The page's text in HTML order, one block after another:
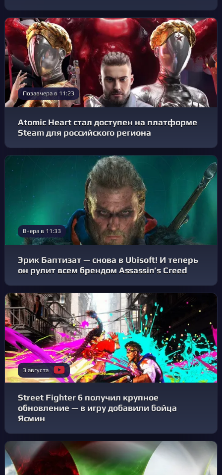
Позавчера в 11:23
Atomic Heart стал доступен на платформе
Steam для российского региона
Вчера в 11:33
Эрик Баптизат — снова в Ubisoft! И теперь
он рулит всем брендом Assassin’s Creed
3 августа
Street Fighter 6 получил крупное
обновление — в игру добавили бойца
Ясмин